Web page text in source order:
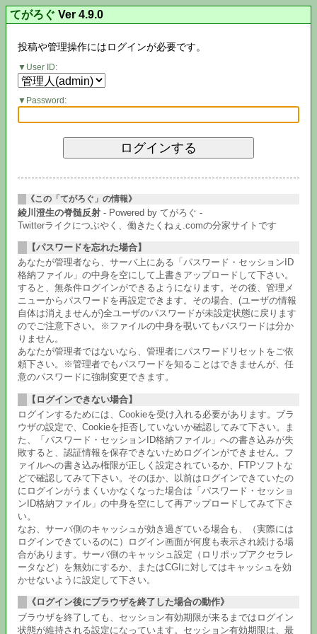
てがろぐ Ver 4.9.0
投稿や管理操作にはログインが必要です。
User ID:
Password:
《この「てがろぐ」の情報》
綾川澄生の脊髄反射 - Powered by てがろぐ -
Twitterライクにつぶやく、働きたくねぇ.comの分家サイトです
【パスワードを忘れた場合】
あなたが管理者なら、サーバ上にある「パスワード・セッションID
格納ファイル」の中身を空にして上書きアップロードして下さい。
すると、無条件ログインができるようになります。その後、管理メ
ニューからパスワードを再設定できます。その場合、(ユーザの情報
自体は消えませんが)全ユーザのパスワードが未設定状態に戻ります
のでご注意下さい。※ファイルの中身を覗いてもパスワードは分か
りません。
あなたが管理者ではないなら、管理者にパスワードリセットをご依
頼下さい。※管理者でもパスワードを知ることはできませんが、任
意のパスワードに強制変更できます。
【ログインできない場合】
ログインするためには、Cookieを受け入れる必要があります。ブラ
ウザの設定で、Cookieを拒否していないか確認してみて下さい。ま
た、「パスワード・セッションID格納ファイル」への書き込みが失
敗すると、認証情報を保存できないためログインができません。フ
ァイルへの書き込み権限が正しく設定されているか、FTPソフトな
どで確認してみて下さい。そのほか、以前はログインできていたの
にログインがうまくいかなくなった場合は「パスワード・セッショ
ンID格納ファイル」の中身を空にして再アップロードしてみて下さ
い。
なお、サーバ側のキャッシュが効き過ぎている場合も、（実際には
ログインできているのに）ログイン画面が何度も表示され続ける場
合があります。サーバ側のキャッシュ設定（ロリポップアクセラレ
ータなど）を無効にするか、またはCGIに対してはキャッシュを効
かせないように設定して下さい。
《ログイン後にブラウザを終了した場合の動作》
ブラウザを終了しても、セッション有効期限が来るまではログイン
状態が維持される設定になっています。セッション有効期限は、最